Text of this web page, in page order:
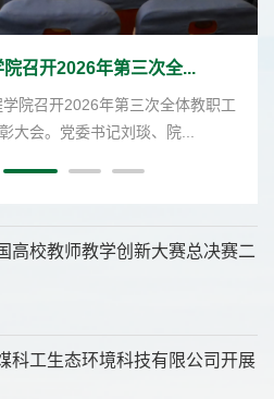
召开2026年第三次全...
院召开2026年第三次全体教职工
大会。党委书记刘琰、院...
高校教师教学创新大赛总决赛二
科工生态环境科技有限公司开展